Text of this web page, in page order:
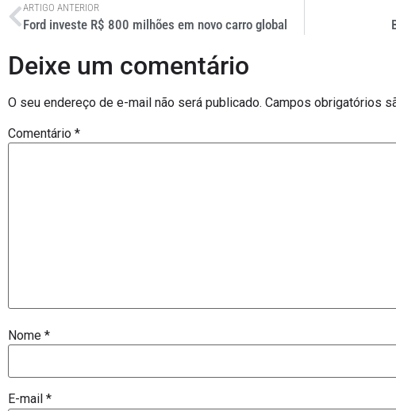
ARTIGO ANTERIOR
Ford investe R$ 800 milhões em novo carro global
Deixe um comentário
O seu endereço de e-mail não será publicado. Campos obrigatórios
Comentário *
Nome *
E-mail *